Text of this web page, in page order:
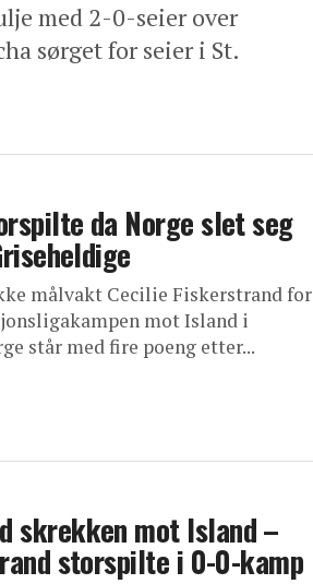
med 2-0-seier over
sørget for seier i St.
da Norge slet seg
målvakt Cecilie Fiskerstrand for
mot Island i
står med fire poeng etter...
skrekken mot Island –
storspilte i 0-0-kamp